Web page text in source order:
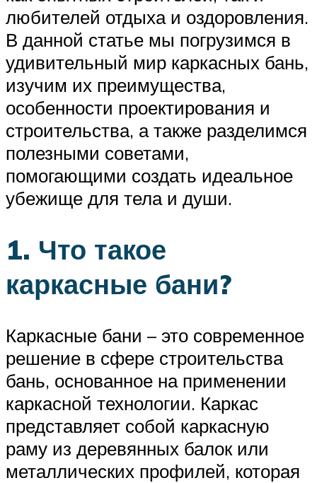
любителей отдыха и оздоровления.
В данной статье мы погрузимся в
удивительный мир каркасных бань,
изучим их преимущества,
особенности проектирования и
строительства, а также разделимся
полезными советами,
помогающими создать идеальное
убежище для тела и души.
1. Что такое
каркасные бани?
Каркасные бани – это современное
решение в сфере строительства
бань, основанное на применении
каркасной технологии. Каркас
представляет собой каркасную
раму из деревянных балок или
металлических профилей, которая